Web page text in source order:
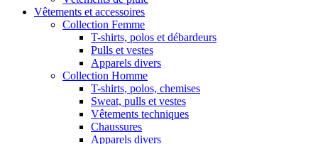
Vêtements et accessoires
Collection Femme
T-shirts, polos et débardeurs
Pulls et vestes
Apparels divers
Collection Homme
T-shirts, polos, chemises
Sweat, pulls et vestes
Vêtements techniques
Chaussures
Apparels divers